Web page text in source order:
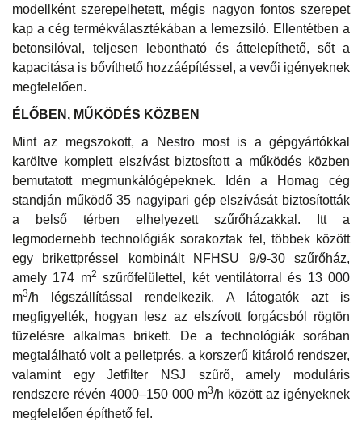
modellként szerepelhetett, mégis nagyon fontos szerepet
kap a cég termékválasztékában a lemezsiló. Ellentétben a
betonsilóval, teljesen lebontható és áttelepíthető, sőt a
kapacitása is bővíthető hozzáépítéssel, a vevői igényeknek
megfelelően.
ÉLŐBEN, MŰKÖDÉS KÖZBEN
Mint az megszokott, a Nestro most is a gépgyártókkal
karöltve komplett elszívást biztosított a működés közben
bemutatott megmunkálógépeknek. Idén a Homag cég
standján működő 35 nagyipari gép elszívását biztosították
a belső térben elhelyezett szűrőházakkal. Itt a
legmodernebb technológiák sorakoztak fel, többek között
egy brikettpréssel kombinált NFHSU 9/9-30 szűrőház,
amely 174 m2 szűrőfelülettel, két ventilátorral és 13 000
m3/h légszállítással rendelkezik. A látogatók azt is
megfigyelték, hogyan lesz az elszívott forgácsból rögtön
tüzelésre alkalmas brikett. De a technológiák sorában
megtalálható volt a pelletprés, a korszerű kitároló rendszer,
valamint egy Jetfilter NSJ szűrő, amely moduláris
rendszere révén 4000–150 000 m3/h között az igényeknek
megfelelően építhető fel.